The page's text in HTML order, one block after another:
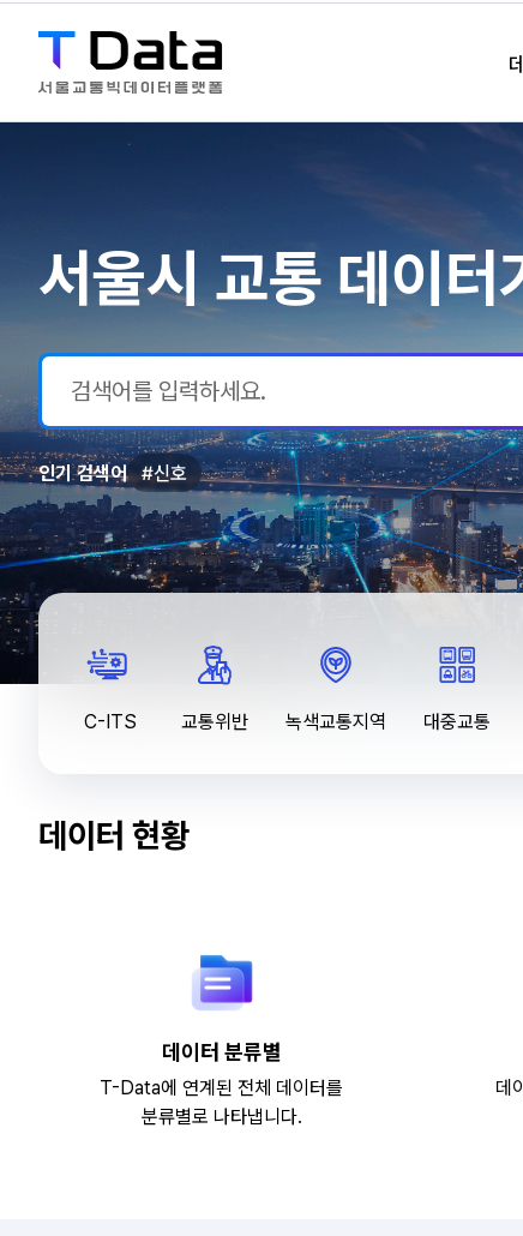
서울시 교통 데이터
색
어
입
력
인기 검색어 #신호
통
데
이
별
검
C-ITS 교통위반 녹색교통지역 대중교통
데이터 현황
데이터 분류별
T-Data에 연계된 전체 데이터를
분류별로 나타냅니다.
데